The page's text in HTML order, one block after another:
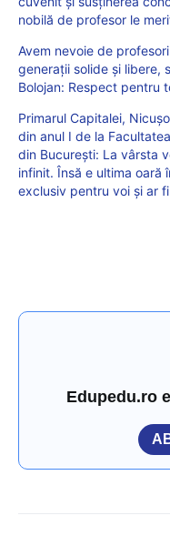
nobilă de profesor le
Avem nevoie de
generații solide și libere,
Bolojan: Respect pentru
Primarul Capitalei,
din anul I de la
din București: La vârsta
infinit. Însă e ultima oară
exclusiv pentru voi și ar
Edupedu.ro